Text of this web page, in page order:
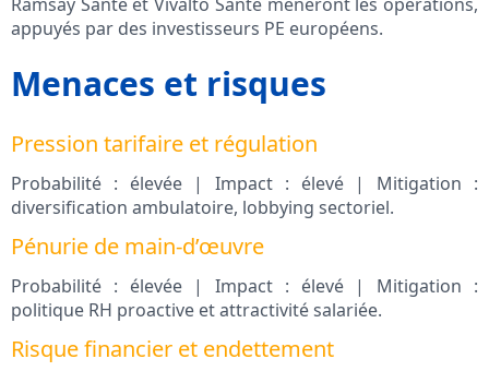
appuyés par des investisseurs PE européens.
Menaces et risques
Pression tarifaire et régulation
Probabilité : élevée | Impact : élevé | Mitigation :
diversification ambulatoire, lobbying sectoriel.
Pénurie de main-d’œuvre
Probabilité : élevée | Impact : élevé | Mitigation :
politique RH proactive et attractivité salariée.
Risque financier et endettement